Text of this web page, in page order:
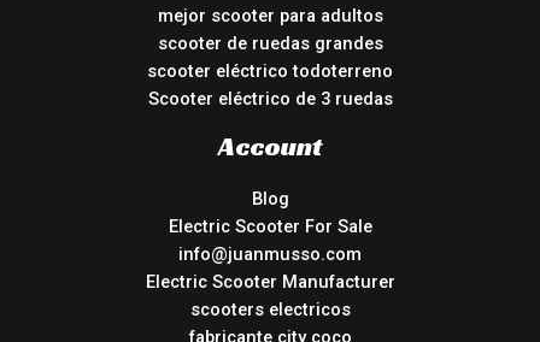
mejor scooter para adultos
scooter de ruedas grandes
scooter eléctrico todoterreno
Scooter eléctrico de 3 ruedas
Account
Blog
Electric Scooter For Sale
info@juanmusso.com
Electric Scooter Manufacturer
scooters electricos
fabricante city coco